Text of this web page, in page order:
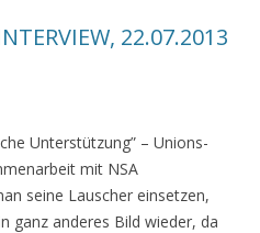
22.07.2013
Unterstützung” – Unions-
mit NSA
seine Lauscher einsetzen,
ganz anderes Bild wieder, da